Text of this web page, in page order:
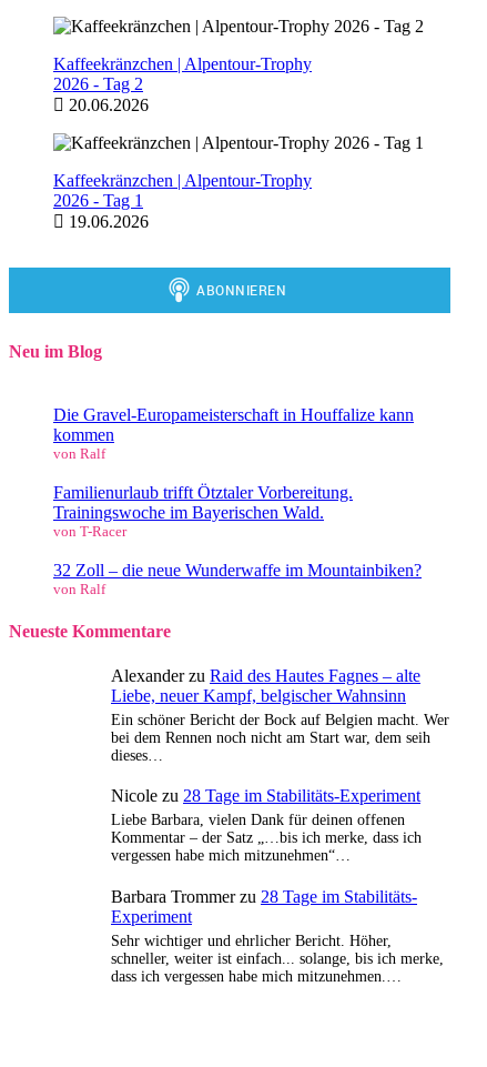
Kaffeekränzchen | Alpentour-Trophy
2026 - Tag 2
20.06.2026
Kaffeekränzchen | Alpentour-Trophy
2026 - Tag 1
19.06.2026
Neu im Blog
Die Gravel-Europameisterschaft in Houffalize kann
kommen
von Ralf
Familienurlaub trifft Ötztaler Vorbereitung.
Trainingswoche im Bayerischen Wald.
von T-Racer
32 Zoll – die neue Wunderwaffe im Mountainbiken?
von Ralf
Neueste Kommentare
Alexanderzu Raid des Hautes Fagnes – alte
Liebe, neuer Kampf, belgischer Wahnsinn
Ein schöner Bericht der Bock auf Belgien macht. Wer
bei dem Rennen noch nicht am Start war, dem seih
dieses…
Nicole zu 28 Tage im Stabilitäts-Experiment
Liebe Barbara, vielen Dank für deinen offenen
Kommentar – der Satz „…bis ich merke, dass ich
vergessen habe mich mitzunehmen“…
Barbara Trommerzu 28 Tage im Stabilitäts-
Experiment
Sehr wichtiger und ehrlicher Bericht. Höher,
schneller, weiter ist einfach... solange, bis ich merke,
dass ich vergessen habe mich mitzunehmen.…